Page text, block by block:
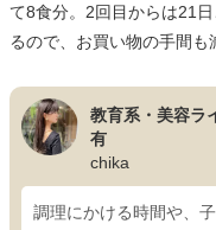
て8食分。2回目からは21
るので、お買い物の手間も
教育系・美容ラ
有
chika
調理にかける時間や、